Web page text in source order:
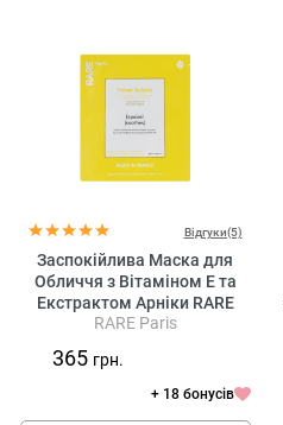
Відгуки(5)
Заспокійлива Маска для
Обличчя з Вітаміном Е та
Екстрактом Арніки RARE
Paris Tresor Solaire
Mask
RARE Paris
365 грн.
+ 18 бонусів